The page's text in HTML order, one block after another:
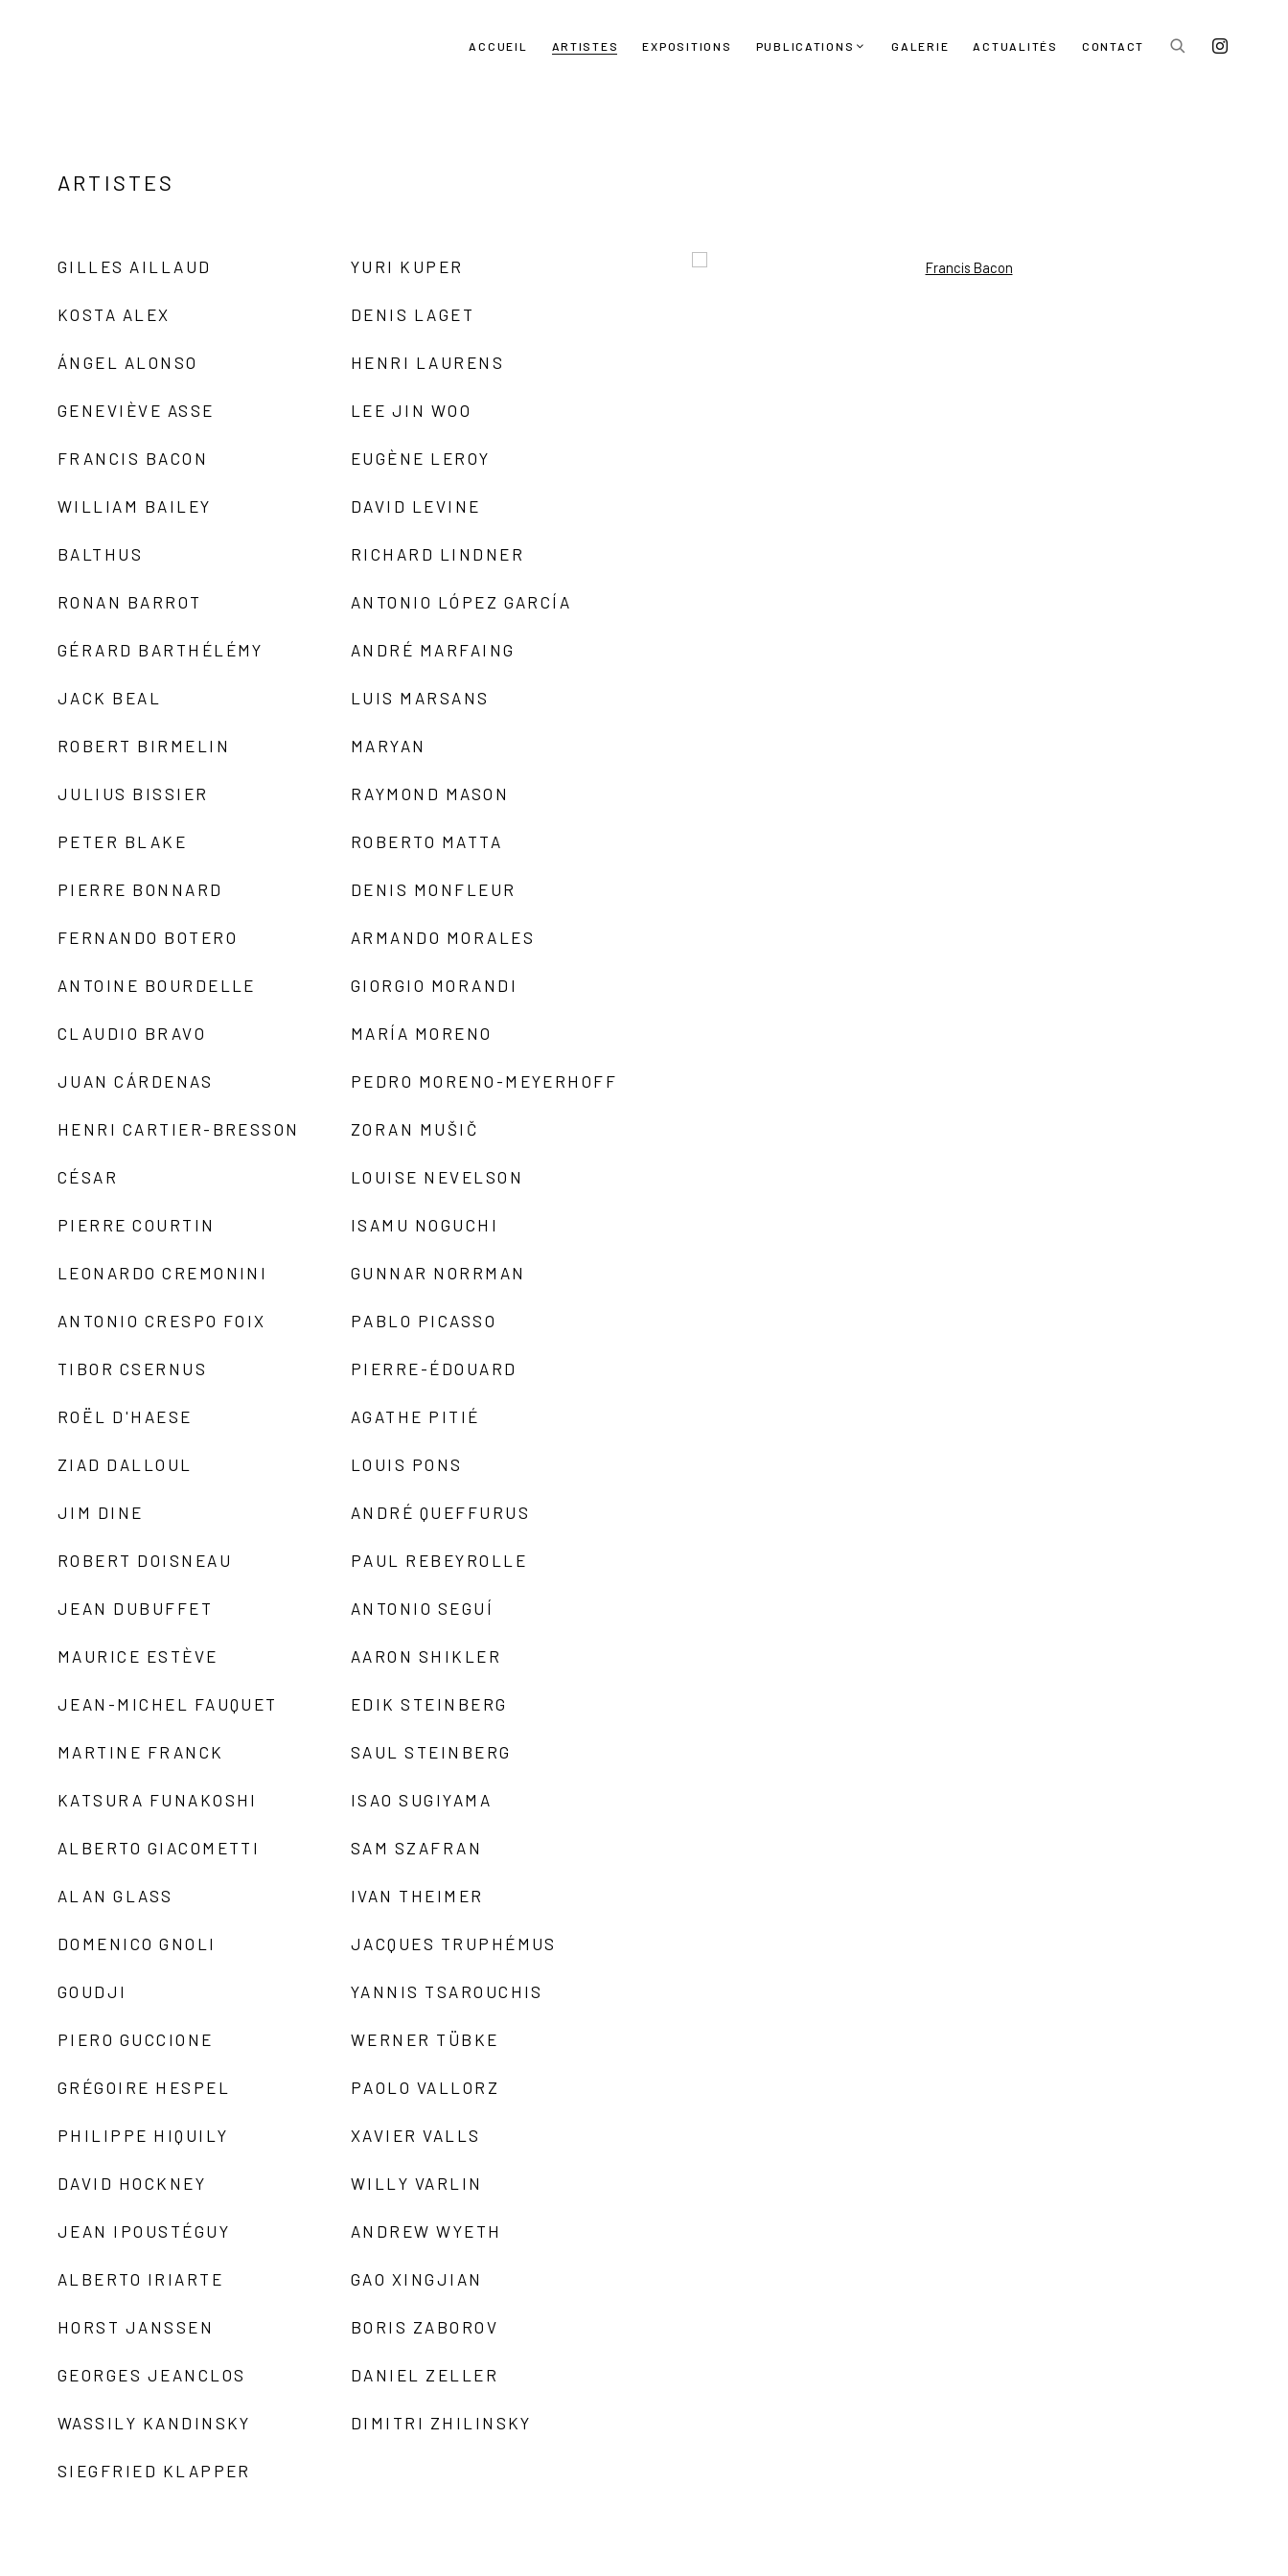
ACCUEIL ARTISTES EXPOSITIONS PUBLICATIONS GALERIE ACTUALITÉS CONTACT
ARTISTES
GILLES AILLAUD
KOSTA ALEX
ÁNGEL ALONSO
GENEVIÈVE ASSE
FRANCIS BACON
WILLIAM BAILEY
BALTHUS
RONAN BARROT
GÉRARD BARTHÉLÉMY
JACK BEAL
ROBERT BIRMELIN
JULIUS BISSIER
PETER BLAKE
PIERRE BONNARD
FERNANDO BOTERO
ANTOINE BOURDELLE
CLAUDIO BRAVO
JUAN CÁRDENAS
HENRI CARTIER-BRESSON
CÉSAR
PIERRE COURTIN
LEONARDO CREMONINI
ANTONIO CRESPO FOIX
TIBOR CSERNUS
ROËL D'HAESE
ZIAD DALLOUL
JIM DINE
ROBERT DOISNEAU
JEAN DUBUFFET
MAURICE ESTÈVE
JEAN-MICHEL FAUQUET
MARTINE FRANCK
KATSURA FUNAKOSHI
ALBERTO GIACOMETTI
ALAN GLASS
DOMENICO GNOLI
GOUDJI
PIERO GUCCIONE
GRÉGOIRE HESPEL
PHILIPPE HIQUILY
DAVID HOCKNEY
JEAN IPOUSTÉGUY
ALBERTO IRIARTE
HORST JANSSEN
GEORGES JEANCLOS
WASSILY KANDINSKY
SIEGFRIED KLAPPER
YURI KUPER
DENIS LAGET
HENRI LAURENS
LEE JIN WOO
EUGÈNE LEROY
DAVID LEVINE
RICHARD LINDNER
ANTONIO LÓPEZ GARCÍA
ANDRÉ MARFAING
LUIS MARSANS
MARYAN
RAYMOND MASON
ROBERTO MATTA
DENIS MONFLEUR
ARMANDO MORALES
GIORGIO MORANDI
MARÍA MORENO
PEDRO MORENO-MEYERHOFF
ZORAN MUŠIČ
LOUISE NEVELSON
ISAMU NOGUCHI
GUNNAR NORRMAN
PABLO PICASSO
PIERRE-ÉDOUARD
AGATHE PITIÉ
LOUIS PONS
ANDRÉ QUEFFURUS
PAUL REBEYROLLE
ANTONIO SEGUÍ
AARON SHIKLER
EDIK STEINBERG
SAUL STEINBERG
ISAO SUGIYAMA
SAM SZAFRAN
IVAN THEIMER
JACQUES TRUPHÉMUS
YANNIS TSAROUCHIS
WERNER TÜBKE
PAOLO VALLORZ
XAVIER VALLS
WILLY VARLIN
ANDREW WYETH
GAO XINGJIAN
BORIS ZABOROV
DANIEL ZELLER
DIMITRI ZHILINSKY